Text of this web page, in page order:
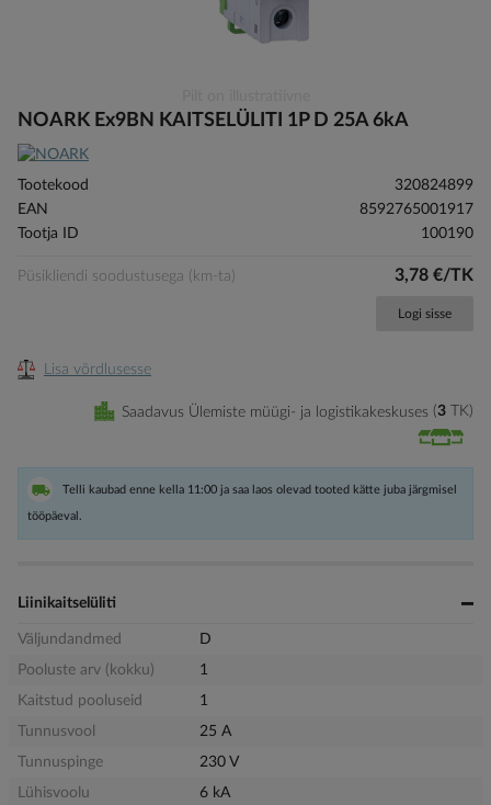
to
beginning
of
the
images
NOARK Ex9BN KAITSELÜLITI 1P D 25A 6kA
Tootekood
320824899
EAN
8592765001917
Tootja ID
100190
Püsikliendi soodustusega (km-ta) 3,78 €/TK
Logi sisse
Lisa võrdlusesse
Saadavus Ülemiste müügi- ja logistikakeskuses 3 TK
Telli kaubad enne kella 11:00 ja saa laos olevad tooted kätte juba järgmisel
tööpäeval.
Liinikaitselüliti
Väljundandmed
D
Pooluste arv (kokku)
1
Kaitstud pooluseid
1
Tunnusvool
25 A
Tunnuspinge
230 V
Lühisvoolu
6 kA